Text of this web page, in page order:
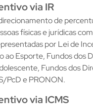
via IR
de
físicas e jurídicas
por Lei de
ao Esporte, Fundos dos
Fundos dos
PcD e PRONON.
via ICMS